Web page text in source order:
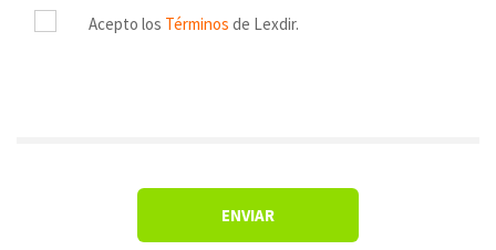
Acepto los Términos de Lexdir.